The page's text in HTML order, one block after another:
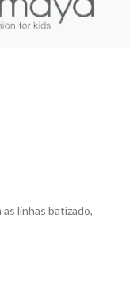
linhas batizado,